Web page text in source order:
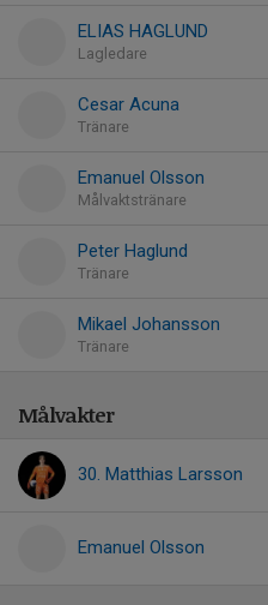
ELIAS HAGLUND
Lagledare
Cesar Acuna
Tränare
Emanuel Olsson
Målvaktstränare
Peter Haglund
Tränare
Mikael Johansson
Tränare
Målvakter
30. Matthias Larsson
Emanuel Olsson